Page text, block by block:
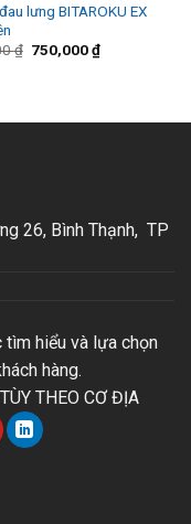
lưng BITAROKU EX
₫ 750,000₫
26, Bình Thạnh, TP
hiểu và lựa chọn
hàng.
THEO CƠ ĐỊA